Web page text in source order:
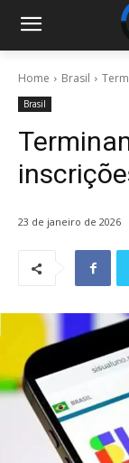
Home Brasil
Brasil
23 de janeiro de 2026